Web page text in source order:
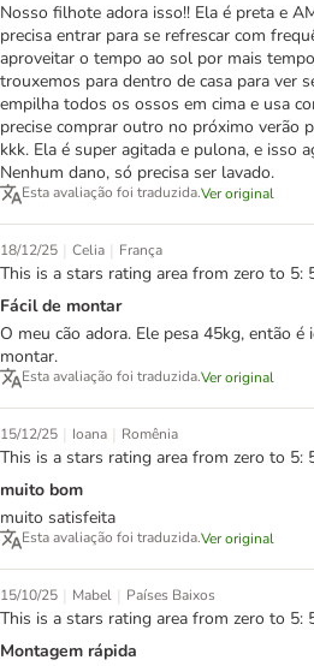
Nosso filhote adora isso!! Ela é preta e
precisa entrar para se refrescar com
aproveitar o tempo ao sol por mais
trouxemos para dentro de casa para ver
empilha todos os ossos em cima e usa
precise comprar outro no próximo verão
kkk. Ela é super agitada e pulona, e isso
Nenhum dano, só precisa ser lavado.
Esta avaliação foi traduzida.Ver original
18/12/25 | Celia | França
This is a stars rating area from zero to 5:
Fácil de montar
O meu cão adora. Ele pesa 45kg, então é
montar.
Esta avaliação foi traduzida.Ver original
15/12/25 | Ioana | Romênia
This is a stars rating area from zero to 5:
muito bom
muito satisfeita
Esta avaliação foi traduzida.Ver original
15/10/25 | Mabel | Países Baixos
This is a stars rating area from zero to 5:
Montagem rápida